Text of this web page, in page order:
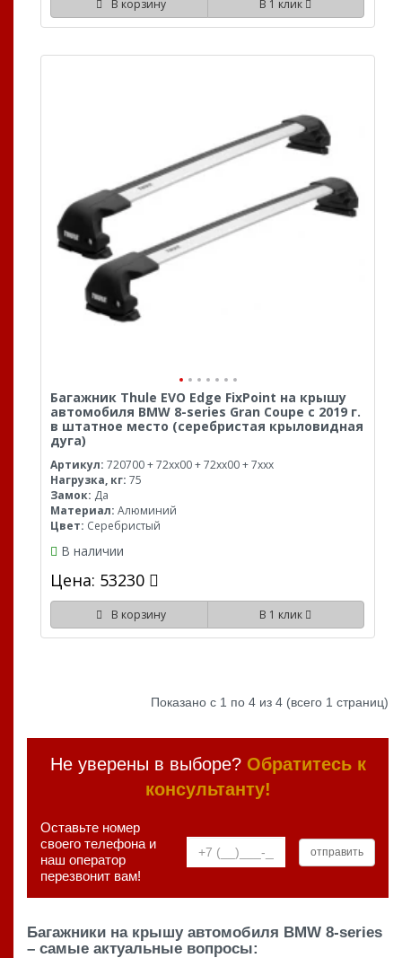
В корзину В 1 клик
Багажник Thule EVO Edge FixPoint на крышу
автомобиля BMW 8-series Gran Coupe с 2019 г.
в штатное место (серебристая крыловидная
дуга)
Артикул: 720700 + 72xx00 + 72xx00 + 7xxx
Нагрузка, кг: 75
Замок: Да
Материал: Алюминий
Цвет: Серебристый
В наличии
Цена: 53230
В корзину В 1 клик
Показано с 1 по 4 из 4 (всего 1 страниц)
Не уверены в выборе? Обратитесь к
консультанту!
Оставьте номер
своего телефона и
наш оператор
перезвонит вам!
Багажники на крышу автомобиля BMW 8-series
– самые актуальные вопросы: